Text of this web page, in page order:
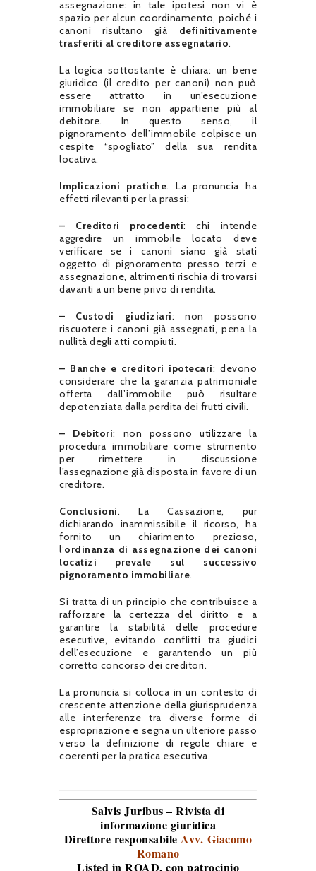
assegnazione: in tale ipotesi non vi è
spazio per alcun coordinamento, poiché i
canoni risultano già definitivamente
trasferiti al creditore assegnatario.
La logica sottostante è chiara: un bene
giuridico (il credito per canoni) non può
essere attratto in un’esecuzione
immobiliare se non appartiene più al
debitore. In questo senso, il
pignoramento dell’immobile colpisce un
cespite “spogliato” della sua rendita
locativa.
Implicazioni pratiche. La pronuncia ha
effetti rilevanti per la prassi:
– Creditori procedenti: chi intende
aggredire un immobile locato deve
verificare se i canoni siano già stati
oggetto di pignoramento presso terzi e
assegnazione, altrimenti rischia di trovarsi
davanti a un bene privo di rendita.
– Custodi giudiziari: non possono
riscuotere i canoni già assegnati, pena la
nullità degli atti compiuti.
– Banche e creditori ipotecari: devono
considerare che la garanzia patrimoniale
offerta dall’immobile può risultare
depotenziata dalla perdita dei frutti civili.
– Debitori: non possono utilizzare la
procedura immobiliare come strumento
per rimettere in discussione
l’assegnazione già disposta in favore di un
creditore.
Conclusioni. La Cassazione, pur
dichiarando inammissibile il ricorso, ha
fornito un chiarimento prezioso,
l’ordinanza di assegnazione dei canoni
locatizi prevale sul successivo
pignoramento immobiliare.
Si tratta di un principio che contribuisce a
rafforzare la certezza del diritto e a
garantire la stabilità delle procedure
esecutive, evitando conflitti tra giudici
dell’esecuzione e garantendo un più
corretto concorso dei creditori.
La pronuncia si colloca in un contesto di
crescente attenzione della giurisprudenza
alle interferenze tra diverse forme di
espropriazione e segna un ulteriore passo
verso la definizione di regole chiare e
coerenti per la pratica esecutiva.
Salvis Juribus – Rivista di
informazione giuridica
Direttore responsabileAvv. Giacomo
Romano
Listed in ROAD, con patrocinio